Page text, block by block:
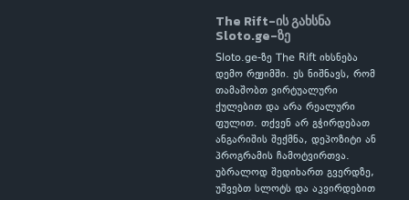
The Rift-ის გახსნა
Sloto.ge-ზე
Sloto.ge-ზე The Rift იხსნება
დემო რეჟიმში. ეს ნიშნავს, რომ
თამაშობთ ვირტუალური
ქულებით და არა რეალური
ფულით. თქვენ არ გჭირდებათ
ანგარიშის შექმნა, დეპოზიტი ან
პროგრამის ჩამოტვირთვა.
უბრალოდ შედიხართ გვერდზე,
უშვებთ სლოტს და აკვირდებით